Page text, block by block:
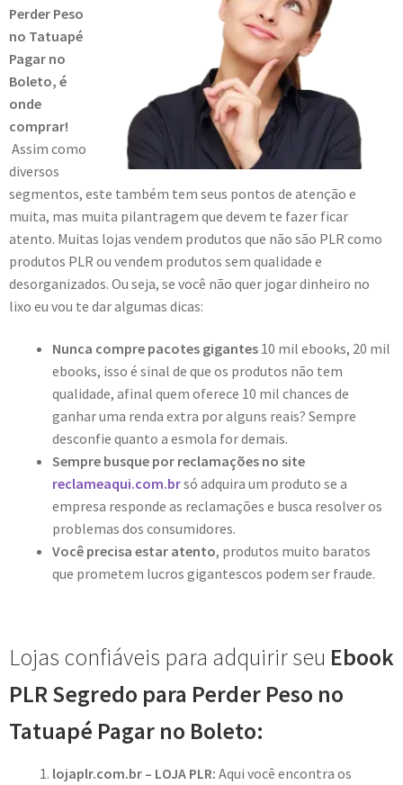
Perder Peso
no Tatuapé
Pagar no
Boleto, é
onde
comprar!
Assim como
diversos
segmentos, este também tem seus pontos de atenção e
muita, mas muita pilantragem que devem te fazer ficar
atento. Muitas lojas vendem produtos que não são PLR como
produtos PLR ou vendem produtos sem qualidade e
desorganizados. Ou seja, se você não quer jogar dinheiro no
lixo eu vou te dar algumas dicas:
Nunca compre pacotes gigantes 10 mil ebooks, 20 mil
ebooks, isso é sinal de que os produtos não tem
qualidade, afinal quem oferece 10 mil chances de
ganhar uma renda extra por alguns reais? Sempre
desconfie quanto a esmola for demais.
Sempre busque por reclamações no site
reclameaqui.com.brsó adquira um produto se a
empresa responde as reclamações e busca resolver os
problemas dos consumidores.
Você precisa estar atento, produtos muito baratos
que prometem lucros gigantescos podem ser fraude.
Lojas confiáveis para adquirir seu Ebook
PLR Segredo para Perder Peso no
Tatuapé Pagar no Boleto:
lojaplr.com.br – LOJA PLR: Aqui você encontra os